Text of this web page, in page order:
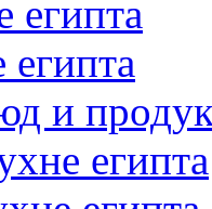
египта
египта
и
египта